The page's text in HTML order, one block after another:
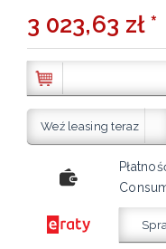
3 023,63 zł *
Weź leasing teraz